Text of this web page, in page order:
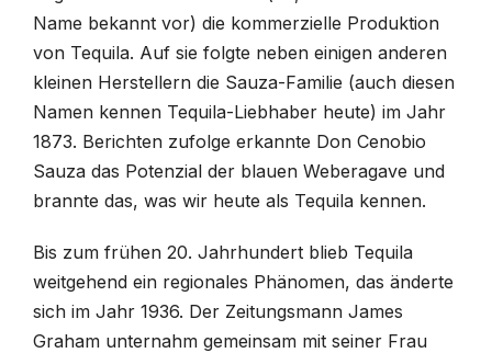
Name bekannt vor) die kommerzielle Produktion
von Tequila. Auf sie folgte neben einigen anderen
kleinen Herstellern die Sauza-Familie (auch diesen
Namen kennen Tequila-Liebhaber heute) im Jahr
1873. Berichten zufolge erkannte Don Cenobio
Sauza das Potenzial der blauen Weberagave und
brannte das, was wir heute als Tequila kennen.
Bis zum frühen 20. Jahrhundert blieb Tequila
weitgehend ein regionales Phänomen, das änderte
sich im Jahr 1936. Der Zeitungsmann James
Graham unternahm gemeinsam mit seiner Frau